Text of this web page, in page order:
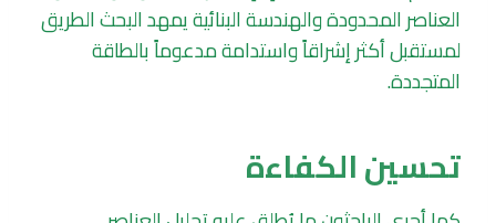
العناصر المحدودة والهندسة البنائية يمهد البحث الطريق
لمستقبل أكثر إشراقاً واستدامة مدعوماً بالطاقة
المتجددة.
تحسين الكفاءة